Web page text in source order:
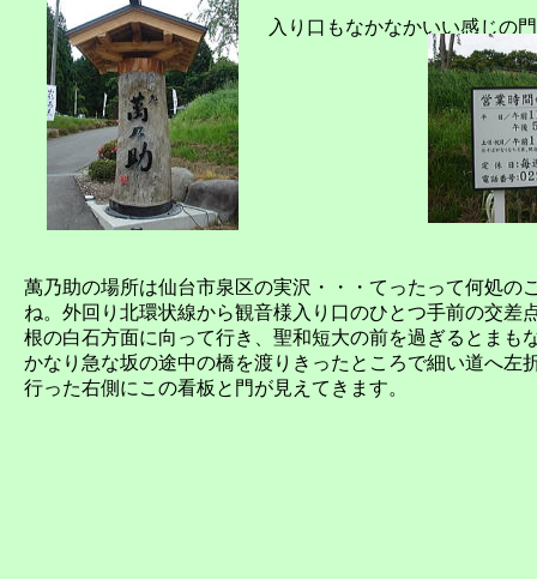
萬乃助の場所は仙台市泉区の実沢・・・てったって何処の
ね。外回り北環状線から観音様入り口のひとつ手前の交差
根の白石方面に向って行き、聖和短大の前を過ぎるとまも
かなり急な坂の途中の橋を渡りきったところで細い道へ左
行った右側にこの看板と門が見えてきます。
入り口もなかなかいい感じの